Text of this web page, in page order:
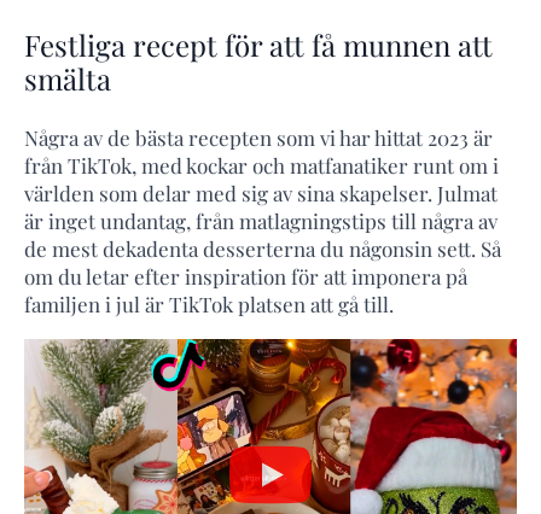
Festliga recept för att få munnen att
smälta
Några av de bästa recepten som vi har hittat 2023 är
från TikTok, med kockar och matfanatiker runt om i
världen som delar med sig av sina skapelser. Julmat
är inget undantag, från matlagningstips till några av
de mest dekadenta desserterna du någonsin sett. Så
om du letar efter inspiration för att imponera på
familjen i jul är TikTok platsen att gå till.